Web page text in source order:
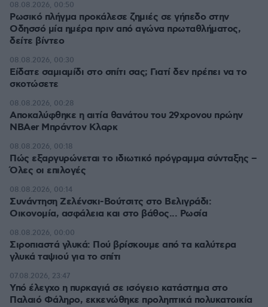
Ρωσικό πλήγμα προκάλεσε ζημιές σε γήπεδο στην
Οδησσό μία ημέρα πριν από αγώνα πρωταθλήματος,
δείτε βίντεο
08.08.2026, 00:50
Είδατε σαμιαμίδι στο σπίτι σας; Γιατί δεν πρέπει να το
σκοτώσετε
08.08.2026, 00:30
Αποκαλύφθηκε η αιτία θανάτου του 29χρονου πρώην
NBAer Μπράντον Κλαρκ
08.08.2026, 00:28
Πώς εξαργυρώνεται το ιδιωτικό πρόγραμμα σύνταξης –
Όλες οι επιλογές
08.08.2026, 00:18
Συνάντηση Ζελένσκι-Βούτσιτς στο Βελιγράδι:
Οικονομία, ασφάλεια και στο βάθος... Ρωσία
08.08.2026, 00:14
Σιροπιαστά γλυκά: Πού βρίσκουμε από τα καλύτερα
γλυκά ταψιού για το σπίτι
08.08.2026, 00:00
Υπό έλεγχο η πυρκαγιά σε ισόγειο κατάστημα στο
Παλαιό Φάληρο, εκκενώθηκε προληπτικά πολυκατοικία
07.08.2026, 23:47